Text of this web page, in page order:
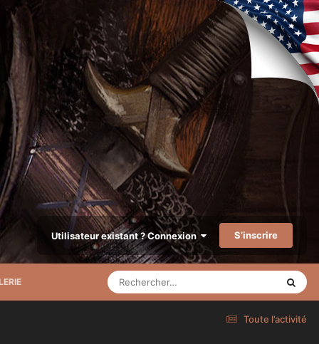
Utilisateur existant ? Connexion S’inscrire
Toute l’activité